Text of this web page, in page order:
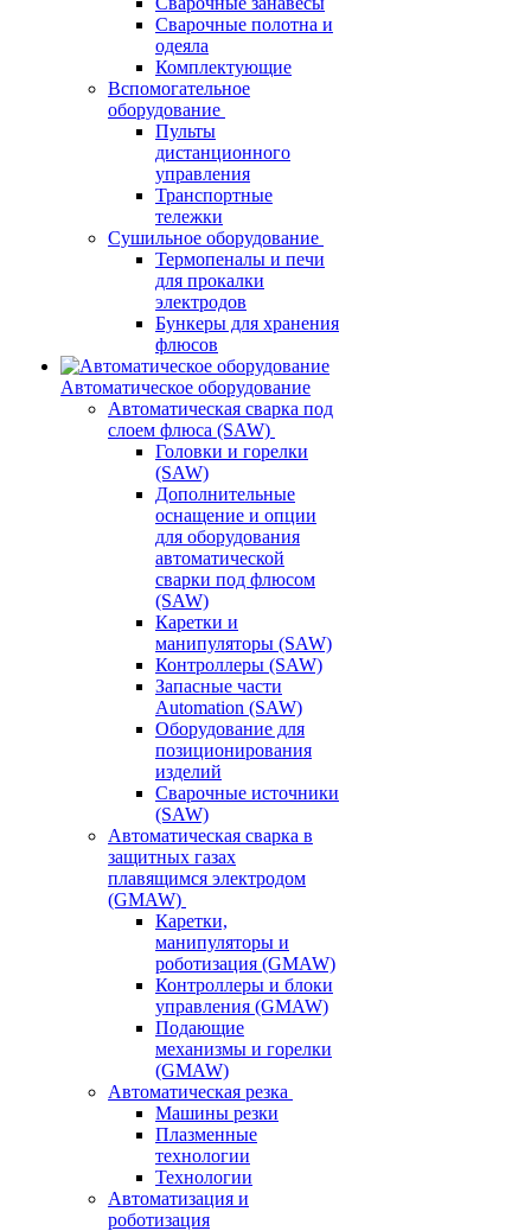
Сварочные полотна и
одеяла
Комплектующие
Вспомогательное
оборудование
Пульты
дистанционного
управления
Транспортные
тележки
Сушильное оборудование
Термопеналы и печи
для прокалки
электродов
Бункеры для хранения
флюсов
Автоматическое оборудование
Автоматическая сварка под
слоем флюса (SAW)
Головки и горелки
(SAW)
Дополнительные
оснащение и опции
для оборудования
автоматической
сварки под флюсом
(SAW)
Каретки и
манипуляторы (SAW)
Контроллеры (SAW)
Запасные части
Automation (SAW)
Оборудование для
позиционирования
изделий
Сварочные источники
(SAW)
Автоматическая сварка в
защитных газах
плавящимся электродом
(GMAW)
Каретки,
манипуляторы и
роботизация (GMAW)
Контроллеры и блоки
управления (GMAW)
Подающие
механизмы и горелки
(GMAW)
Автоматическая резка
Машины резки
Плазменные
технологии
Технологии
Автоматизация и
роботизация